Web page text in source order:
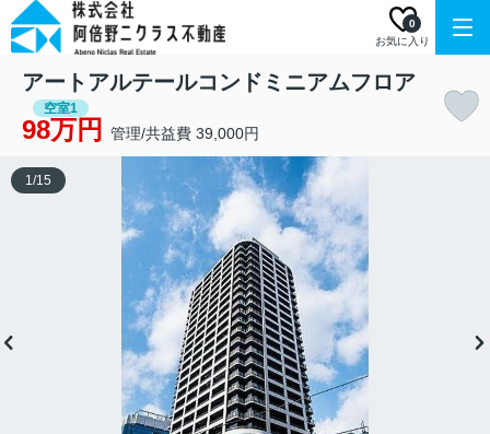
お気に入り
0
アートアルテールコンドミニアムフロア
空室1
98万円 管理/共益費 39,000円
1/15